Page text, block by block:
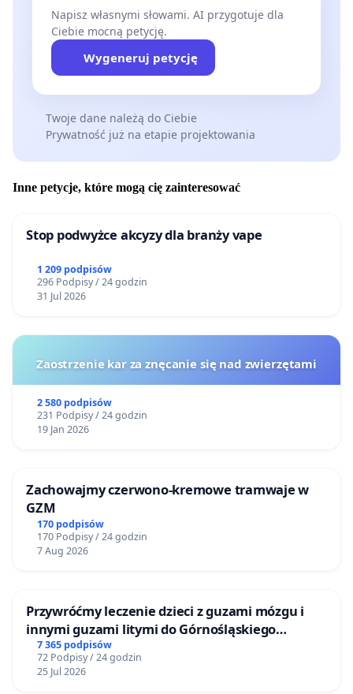
Napisz własnymi słowami. AI przygotuje dla
Ciebie mocną petycję.
Wygeneruj petycję
Twoje dane należą do Ciebie
Prywatność już na etapie projektowania
Inne petycje, które mogą cię zainteresować
Stop podwyżce akcyzy dla branży vape
1 209 podpisów
296 Podpisy / 24 godzin
31 Jul 2026
Zaostrzenie kar za znęcanie się nad zwierzętami
2 580 podpisów
231 Podpisy / 24 godzin
19 Jan 2026
Zachowajmy czerwono-kremowe tramwaje w
GZM
170 podpisów
170 Podpisy / 24 godzin
7 Aug 2026
Przywróćmy leczenie dzieci z guzami mózgu i
innymi guzami litymi do Górnośląskiego
Centrum Zdrowia Dziecka w Katowicach
7 365 podpisów
72 Podpisy / 24 godzin
25 Jul 2026